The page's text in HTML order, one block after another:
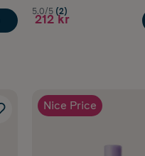
5.0/5 (2)
212 kr
Nice Price